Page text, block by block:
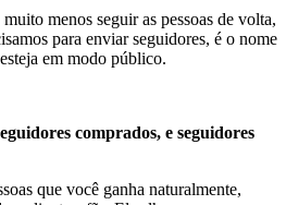
menos seguir as pessoas de volta,
para enviar seguidores, é o nome
em modo público.
comprados, e seguidores
que você ganha naturalmente,